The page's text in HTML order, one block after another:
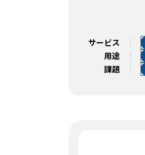
サービス
用途
課題